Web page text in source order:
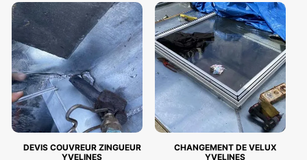
DEVIS COUVREUR ZINGUEUR
YVELINES
CHANGEMENT DE VELUX
YVELINES